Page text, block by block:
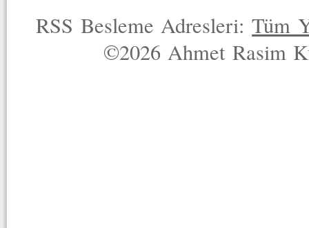
RSS Besleme Adresleri:Tüm
©2026 Ahmet Rasim